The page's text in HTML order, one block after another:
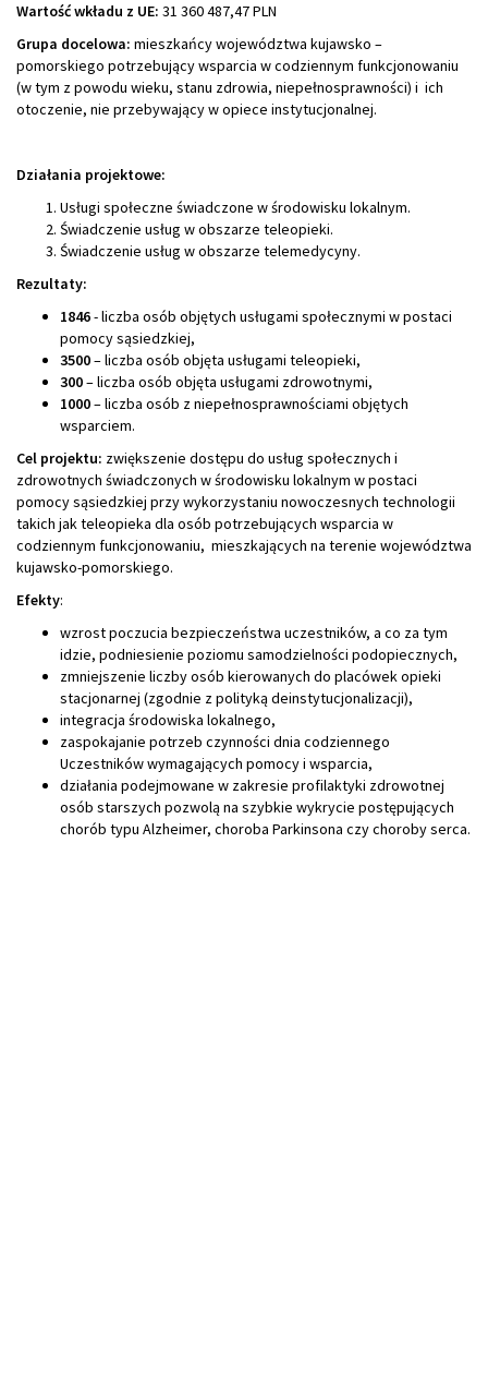
Wartość wkładu z UE: 31 360 487,47 PLN
Grupa docelowa: mieszkańcy województwa kujawsko –
pomorskiego potrzebujący wsparcia w codziennym funkcjonowaniu
(w tym z powodu wieku, stanu zdrowia, niepełnosprawności) i ich
otoczenie, nie przebywający w opiece instytucjonalnej.
Działania projektowe:
Usługi społeczne świadczone w środowisku lokalnym.
Świadczenie usług w obszarze teleopieki.
Świadczenie usług w obszarze telemedycyny.
Rezultaty:
1846- liczba osób objętych usługami społecznymi w postaci
pomocy sąsiedzkiej,
3500– liczba osób objęta usługami teleopieki,
300– liczba osób objęta usługami zdrowotnymi,
1000– liczba osób z niepełnosprawnościami objętych
wsparciem.
Cel projektu: zwiększenie dostępu do usług społecznych i
zdrowotnych świadczonych w środowisku lokalnym w postaci
pomocy sąsiedzkiej przy wykorzystaniu nowoczesnych technologii
takich jak teleopieka dla osób potrzebujących wsparcia w
codziennym funkcjonowaniu, mieszkających na terenie województwa
kujawsko-pomorskiego.
Efekty:
wzrost poczucia bezpieczeństwa uczestników, a co za tym
idzie, podniesienie poziomu samodzielności podopiecznych,
zmniejszenie liczby osób kierowanych do placówek opieki
stacjonarnej (zgodnie z polityką deinstytucjonalizacji),
integracja środowiska lokalnego,
zaspokajanie potrzeb czynności dnia codziennego
Uczestników wymagających pomocy i wsparcia,
działania podejmowane w zakresie profilaktyki zdrowotnej
osób starszych pozwolą na szybkie wykrycie postępujących
chorób typu Alzheimer, choroba Parkinsona czy choroby serca.